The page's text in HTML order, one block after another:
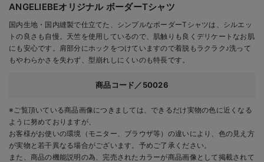
ANGELIEBEオリジナル ボーダーTシャツ
国内生地・国内縫製で仕立てた、シンプルなボーダーTシャツは、シルエッ
トの良さも自慢。天竺を使用しているので、肌触りも良くデリケートなお肌
にも安心です。肩部分にホックをつけていますので着脱もラクラク♪洗って
もやわらかさを失わず、型崩れしにくいのも特長です。
商品コード／50026
※ご覧頂いている商品画像につきましては、できるだけ実物の色に近くなる
ように努めておりますが、
お客様がお使いの環境（モニター、ブラウザ等）の違いにより、色の見え方
が実物と若干異なる場合がございます。予めご了承ください。
また、商品の機能説明の為、完売されたカラーが商品画像として掲載されて